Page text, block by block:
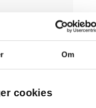
Om
cookies